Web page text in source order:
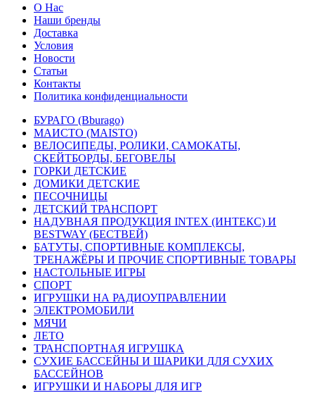
О Нас
Наши бренды
Доставка
Условия
Новости
Статьи
Контакты
Политика конфиденциальности
БУРАГО (Bburago)
МАИСТО (MAISTO)
ВЕЛОСИПЕДЫ, РОЛИКИ, САМОКАТЫ,
СКЕЙТБОРДЫ, БЕГОВЕЛЫ
ГОРКИ ДЕТСКИЕ
ДОМИКИ ДЕТСКИЕ
ПЕСОЧНИЦЫ
ДЕТСКИЙ ТРАНСПОРТ
НАДУВНАЯ ПРОДУКЦИЯ INTEX (ИНТЕКС) И
BESTWAY (БЕСТВЕЙ)
БАТУТЫ, СПОРТИВНЫЕ КОМПЛЕКСЫ,
ТРЕНАЖЁРЫ И ПРОЧИЕ СПОРТИВНЫЕ ТОВАРЫ
НАСТОЛЬНЫЕ ИГРЫ
СПОРТ
ИГРУШКИ НА РАДИОУПРАВЛЕНИИ
ЭЛЕКТРОМОБИЛИ
МЯЧИ
ЛЕТО
ТРАНСПОРТНАЯ ИГРУШКА
СУХИЕ БАССЕЙНЫ И ШАРИКИ ДЛЯ СУХИХ
БАССЕЙНОВ
ИГРУШКИ И НАБОРЫ ДЛЯ ИГР